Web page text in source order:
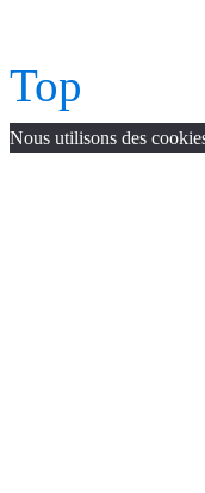
Top
Nous utilisons des